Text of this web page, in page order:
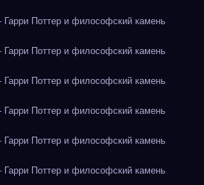
Поттер и философский камень
Поттер и философский камень
Поттер и философский камень
Поттер и философский камень
Поттер и философский камень
Поттер и философский камень